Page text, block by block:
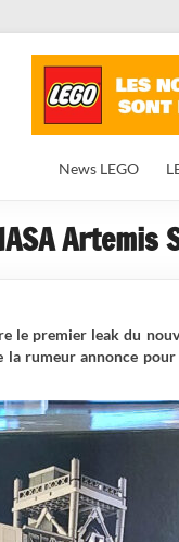
News LEGO
le premier leak du
la rumeur annonce